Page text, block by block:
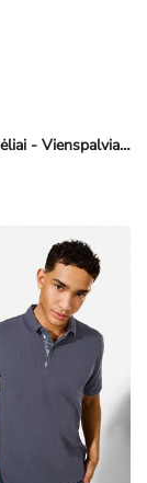
Polo marškinėliai - Vienspalviai - smėlinė